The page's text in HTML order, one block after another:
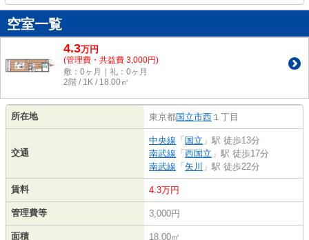
空室一覧
4.3万円
(管理費・共益費 3,000円)
敷：0ヶ月｜礼：0ヶ月
2階 / 1K / 18.00㎡
所在地 東京都国立市西 １丁目
交通
中央線 「 国立 」駅 徒歩13分
南武線 「 西国立 」駅 徒歩17分
南武線 「 矢川 」駅 徒歩22分
賃料 4.3万円
管理費等 3,000円
面積 18.00㎡